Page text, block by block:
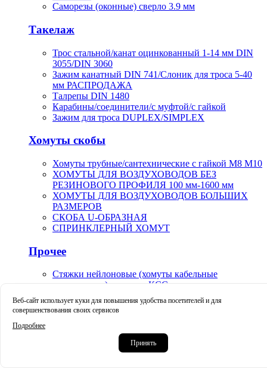
Саморезы (оконные) сверло 3.9 мм
Такелаж
Трос стальной/канат оцинкованный 1-14 мм DIN
3055/DIN 3060
Зажим канатный DIN 741/Слоник для троса 5-40
мм РАСПРОДАЖА
Талрепы DIN 1480
Карабины/соединители/с муфтой/с гайкой
Зажим для троса DUPLEX/SIMPLEX
Хомуты скобы
Хомуты трубные/сантехнические с гайкой М8 М10
ХОМУТЫ ДЛЯ ВОЗДУХОВОДОВ БЕЗ
РЕЗИНОВОГО ПРОФИЛЯ 100 мм-1600 мм
ХОМУТЫ ДЛЯ ВОЗДУХОВОДОВ БОЛЬШИХ
РАЗМЕРОВ
СКОБА U-ОБРАЗНАЯ
СПРИНКЛЕРНЫЙ ХОМУТ
Прочее
Стяжки нейлоновые (хомуты кабельные
пластиковые) стандарт КСС
Маркеры карандаши маркер-краска строительные
Краскораспылители пневматические пистолет-
распылители арт.V-0019
Крацовки корщетки чашечные тарельчатые
Веб-сайт использует куки для повышения удобства посетителей и для
совершенствования своих сервисов
Подробнее
Принять